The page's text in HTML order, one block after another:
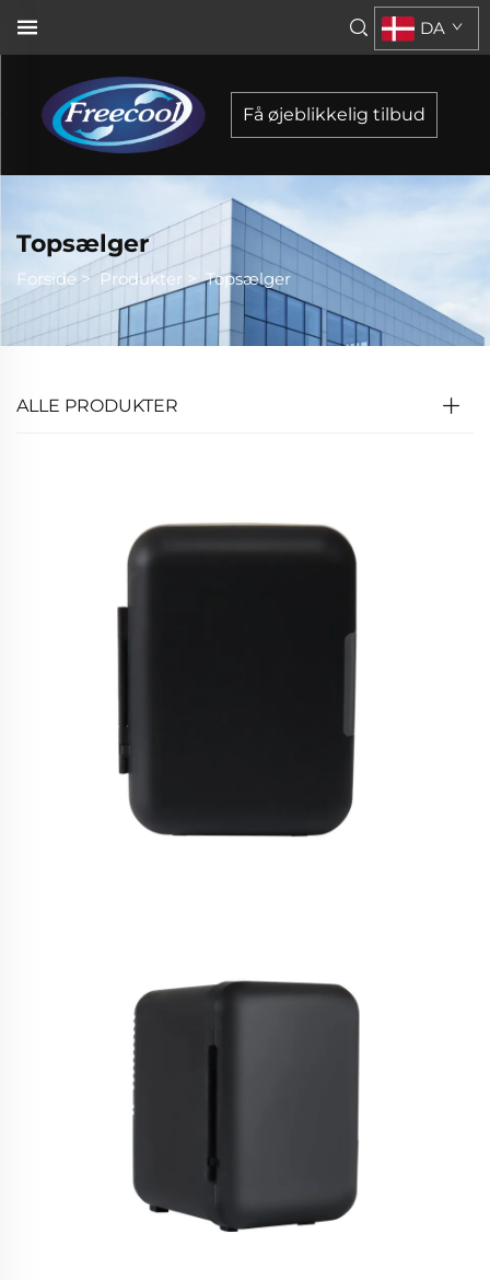
DA
Få øjeblikkelig tilbud
Topsælger
Forside > Produkter >Topsælger
ALLE PRODUKTER